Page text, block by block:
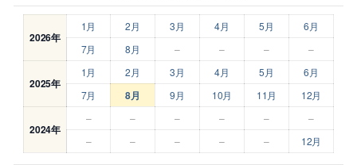
2026年
1月 2月 3月 4月 5月
6月
7月
8月 – – – –
2025年
1月 2月 3月 4月 5月
6月
7月
8月 9月 10月 11月 12月
2024年
– – – – –
–
–
– – – – 12月